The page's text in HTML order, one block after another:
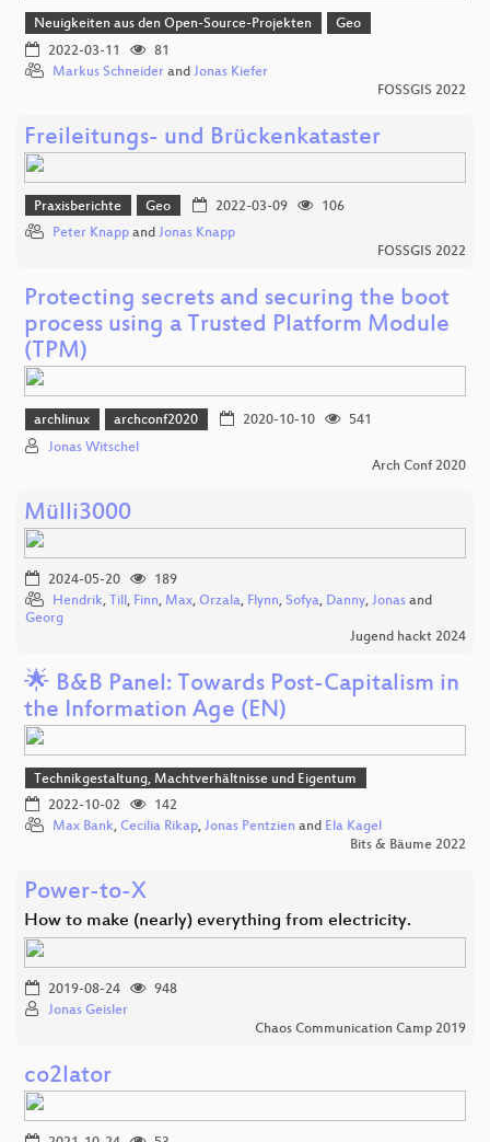
Neuigkeiten aus den Open-Source-Projekten
Geo
2022-03-11
81
Markus Schneider and Jonas Kiefer
FOSSGIS 2022
Freileitungs- und Brückenkataster
Praxisberichte Geo 2022-03-09
106
Peter Knapp and Jonas Knapp
FOSSGIS 2022
Protecting secrets and securing the boot
process using a Trusted Platform Module
(TPM)
archlinux archconf2020 2020-10-10
541
Jonas Witschel
Arch Conf 2020
Mülli3000
2024-05-20
189
Hendrik, Till , Finn, Max, Orzala, Flynn, Sofya, Danny, Jonas and
Georg
Jugend hackt 2024
🌟 B&B Panel: Towards Post-Capitalism in
the Information Age (EN)
Technikgestaltung, Machtverhältnisse und Eigentum
2022-10-02
142
Max Bank, Cecilia Rikap, Jonas Pentzien and Ela Kagel
Bits & Bäume 2022
Power-to-X
How to make (nearly) everything from electricity.
2019-08-24
948
Jonas Geisler
Chaos Communication Camp 2019
co2lator